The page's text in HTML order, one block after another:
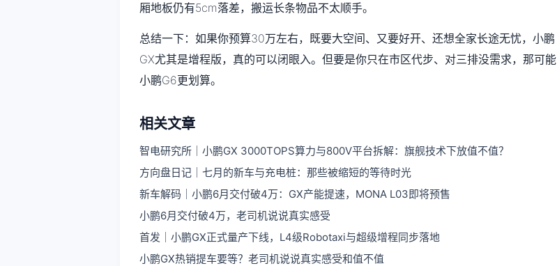
厢地板仍有5cm落差，搬运长条物品不太顺手。
总结一下：如果你预算30万左右，既要大空间、又要好开、还想全家长途无忧，小鹏
GX尤其是增程版，真的可以闭眼入。但要是你只在市区代步、对三排没需求，那可能
小鹏G6更划算。
相关文章
智电研究所｜小鹏GX 3000TOPS算力与800V平台拆解：旗舰技术下放值不值？
方向盘日记｜七月的新车与充电桩：那些被缩短的等待时光
新车解码｜小鹏6月交付破4万：GX产能提速，MONA L03即将预售
小鹏6月交付破4万，老司机说说真实感受
首发｜小鹏GX正式量产下线，L4级Robotaxi与超级增程同步落地
小鹏GX热销提车要等？老司机说说真实感受和值不值